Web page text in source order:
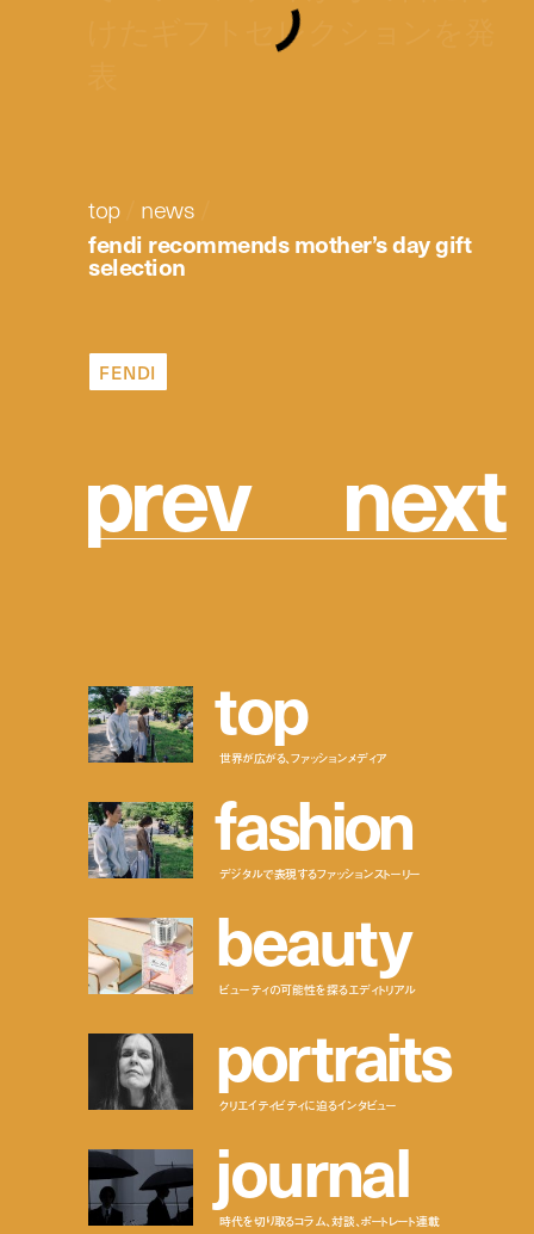
けたギフトセレクションを発
top/ news
fendi recommends mother’s day gift
selection
FENDI
prev next
top
世界が広がる、ファッションメディア
fashion
デジタルで表現するファッションストーリー
beauty
ビューティの可能性を探るエディトリアル
portraits
クリエイティビティに迫るインタビュー
journal
時代を切り取るコラム、対談、ポートレート連載